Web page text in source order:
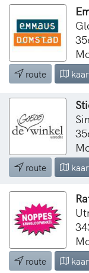
route
route
route